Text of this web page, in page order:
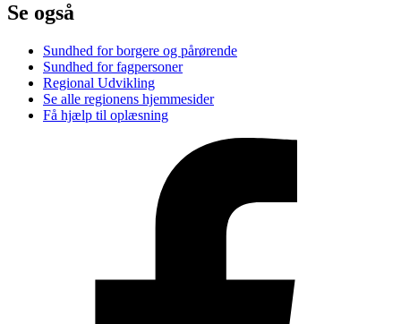
Se også
Sundhed for borgere og pårørende
Sundhed for fagpersoner
Regional Udvikling
Se alle regionens hjemmesider
Få hjælp til oplæsning